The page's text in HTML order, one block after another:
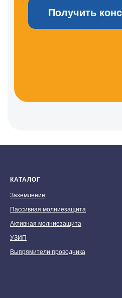
КАТАЛОГ
Заземление
Пассивная молниезащита
Активная молниезащита
УЗИП
Выпрямители проводника